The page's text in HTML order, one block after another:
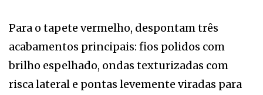
Para o tapete vermelho, despontam três
acabamentos principais: fios polidos com
brilho espelhado, ondas texturizadas com
risca lateral e pontas levemente viradas para